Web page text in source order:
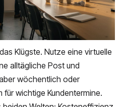
Klügste. Nutze eine virtuelle
alltägliche Post und
wöchentlich oder
wichtige Kundentermine.